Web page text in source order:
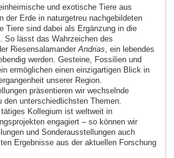
und exotische Tiere aus
der Erde in naturgetreu nachgebildeten
Tiere sind dabei als Ergänzung in die
So lässt das Wahrzeichen des
Riesensalamander Andrias , ein lebendes
werden. Gesteine, Fossilien und
ermöglichen einen einzigartigen Blick in
unserer Region.
präsentieren wir wechselnde
den unterschiedlichsten Themen.
Kollegium ist weltweit in
engagiert – so können wir
und Sonderausstellungen auch
Ergebnisse aus der aktuellen Forschung